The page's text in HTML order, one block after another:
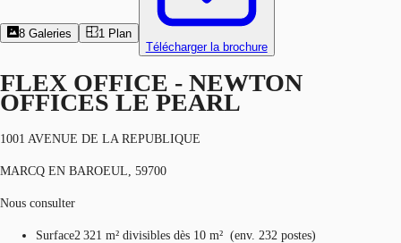
8 Galeries 1 Plan
Télécharger la brochure
FLEX OFFICE - NEWTON
OFFICES LE PEARL
1001 AVENUE DE LA REPUBLIQUE
MARCQ EN BAROEUL, 59700
Nous consulter
Surface2 321 m² divisibles dès 10 m² (env. 232 postes)